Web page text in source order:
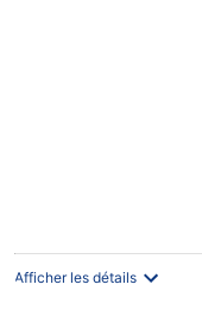
Afficher les détails